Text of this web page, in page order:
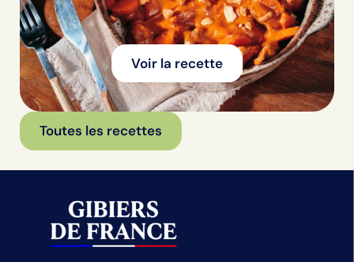
Voir la recette
Toutes les recettes